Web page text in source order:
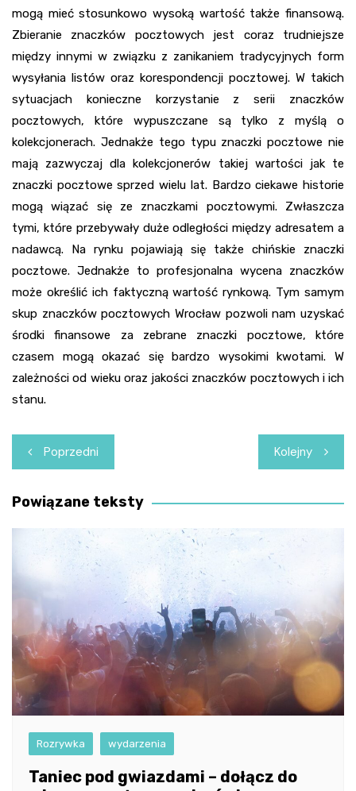
mogą mieć stosunkowo wysoką wartość także finansową.
Zbieranie znaczków pocztowych jest coraz trudniejsze
między innymi w związku z zanikaniem tradycyjnych form
wysyłania listów oraz korespondencji pocztowej. W takich
sytuacjach konieczne korzystanie z serii znaczków
pocztowych, które wypuszczane są tylko z myślą o
kolekcjonerach. Jednakże tego typu znaczki pocztowe nie
mają zazwyczaj dla kolekcjonerów takiej wartości jak te
znaczki pocztowe sprzed wielu lat. Bardzo ciekawe historie
mogą wiązać się ze znaczkami pocztowymi. Zwłaszcza
tymi, które przebywały duże odległości między adresatem a
nadawcą. Na rynku pojawiają się także chińskie znaczki
pocztowe. Jednakże to profesjonalna wycena znaczków
może określić ich faktyczną wartość rynkową. Tym samym
skup znaczków pocztowych Wrocław pozwoli nam uzyskać
środki finansowe za zebrane znaczki pocztowe, które
czasem mogą okazać się bardzo wysokimi kwotami. W
zależności od wieku oraz jakości znaczków pocztowych i ich
stanu.
Nawigacja
wpisu
Poprzedni Kolejny
Powiązane teksty
Rozrywka wydarzenia
Taniec pod gwiazdami – dołącz do